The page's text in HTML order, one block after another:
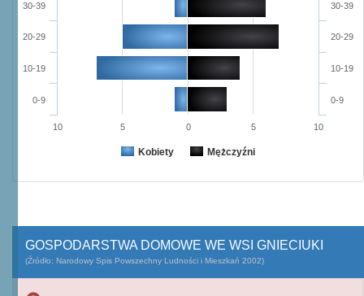
Kobiety Mężczyźni
0-9
10-19
20-29
30-39
0-9
10-19
20-29
30-39
0
10 5 5 10
GOSPODARSTWA DOMOWE WE WSI GNIECIUKI
(Źródło: Narodowy Spis Powszechny Ludności i Mieszkań 2002)